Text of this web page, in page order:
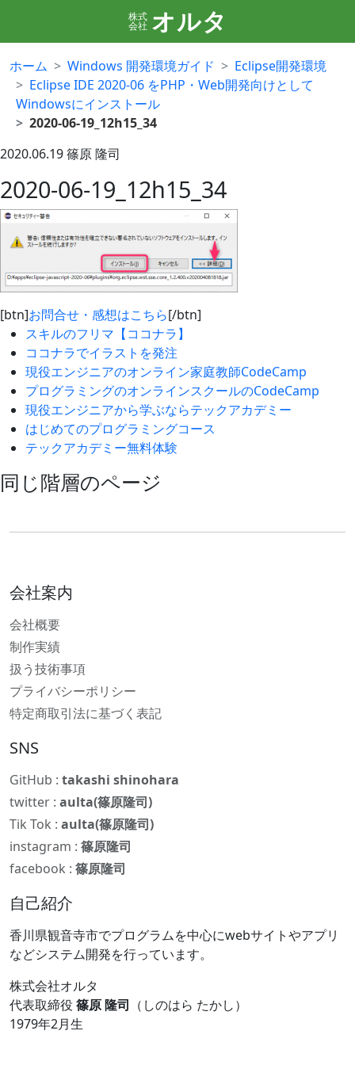
株式
会社 オルタ
ホーム Windows 開発環境ガイド
Eclipse開発環境
Eclipse IDE 2020-06 をPHP・Web開発向けとして
Windowsにインストール
2020-06-19_12h15_34
2020.06.19篠原 隆司
2020-06-19_12h15_34
[btn]お問合せ・感想はこちら[/btn]
スキルのフリマ【ココナラ】
ココナラでイラストを発注
現役エンジニアのオンライン家庭教師CodeCamp
プログラミングのオンラインスクールのCodeCamp
現役エンジニアから学ぶならテックアカデミー
はじめてのプログラミングコース
テックアカデミー無料体験
同じ階層のページ
会社案内
会社概要
制作実績
扱う技術事項
プライバシーポリシー
特定商取引法に基づく表記
SNS
GitHub : takashi shinohara
twitter : aulta(篠原隆司)
Tik Tok : aulta(篠原隆司)
instagram : 篠原隆司
facebook : 篠原隆司
自己紹介
香川県観音寺市でプログラムを中心にwebサイトやアプリ
などシステム開発を行っています。
株式会社オルタ
代表取締役 篠原 隆司 （しのはら たかし）
1979年2月生